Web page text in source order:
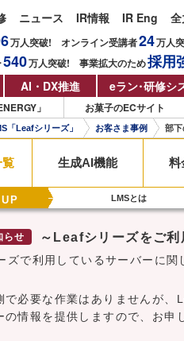
ニュース IR情報 IR Eng
万人突破! オンライン受講者24万人
540万人突破! 事業拡大のため採用
AI・DX推進 eラン・研修シ
」 お菓子のECサイト
「Leafシリーズ」 お客さま事例 部下
覧 生成AI機能 料
LMSとは
～Leafシリーズをご利
ズで利用しているサーバーに
で必要な作業はありませんが
の情報を提供しますので、お